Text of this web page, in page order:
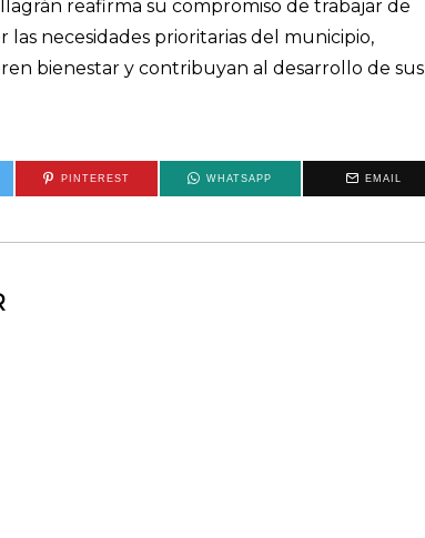
reafirma su compromiso de trabajar de
necesidades prioritarias del municipio,
bienestar y contribuyan al desarrollo de sus
PINTEREST WHATSAPP EMAIL